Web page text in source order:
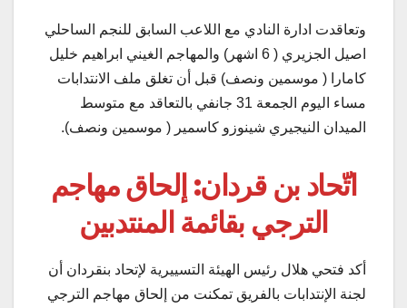
وتعاقدت ادارة النادي مع اللاعب السابق للنجم الساحلي
اصيل الجزيري ( 6 اشهر) والمهاجم الغيني ابراهيم خليل
كامارا ( موسمين ونصف) قبل أن تغلق ملف الانتدابات
مساء اليوم الجمعة 31 جانفي بالتعاقد مع متوسط
الميدان النيجيري شينوزو كاسمير ( موسمين ونصف).
اتّحاد بن قردان: إلحاق مهاجم
الترجي بقائمة المنتدبين
أكد فتحي هلال رئيس الهيئة التسييرية لإتحاد بنقردان أن
لجنة الإنتدابات بالفريق تمكنت من إلحاق مهاجم الترجي